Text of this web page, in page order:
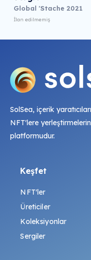
Global 'Stache 2021
İlan edilmemiş
SolSea, içerik
NFT'lere
platformudur.
Keşfet
NFT'ler
Üreticiler
Koleksiyonlar
Sergiler